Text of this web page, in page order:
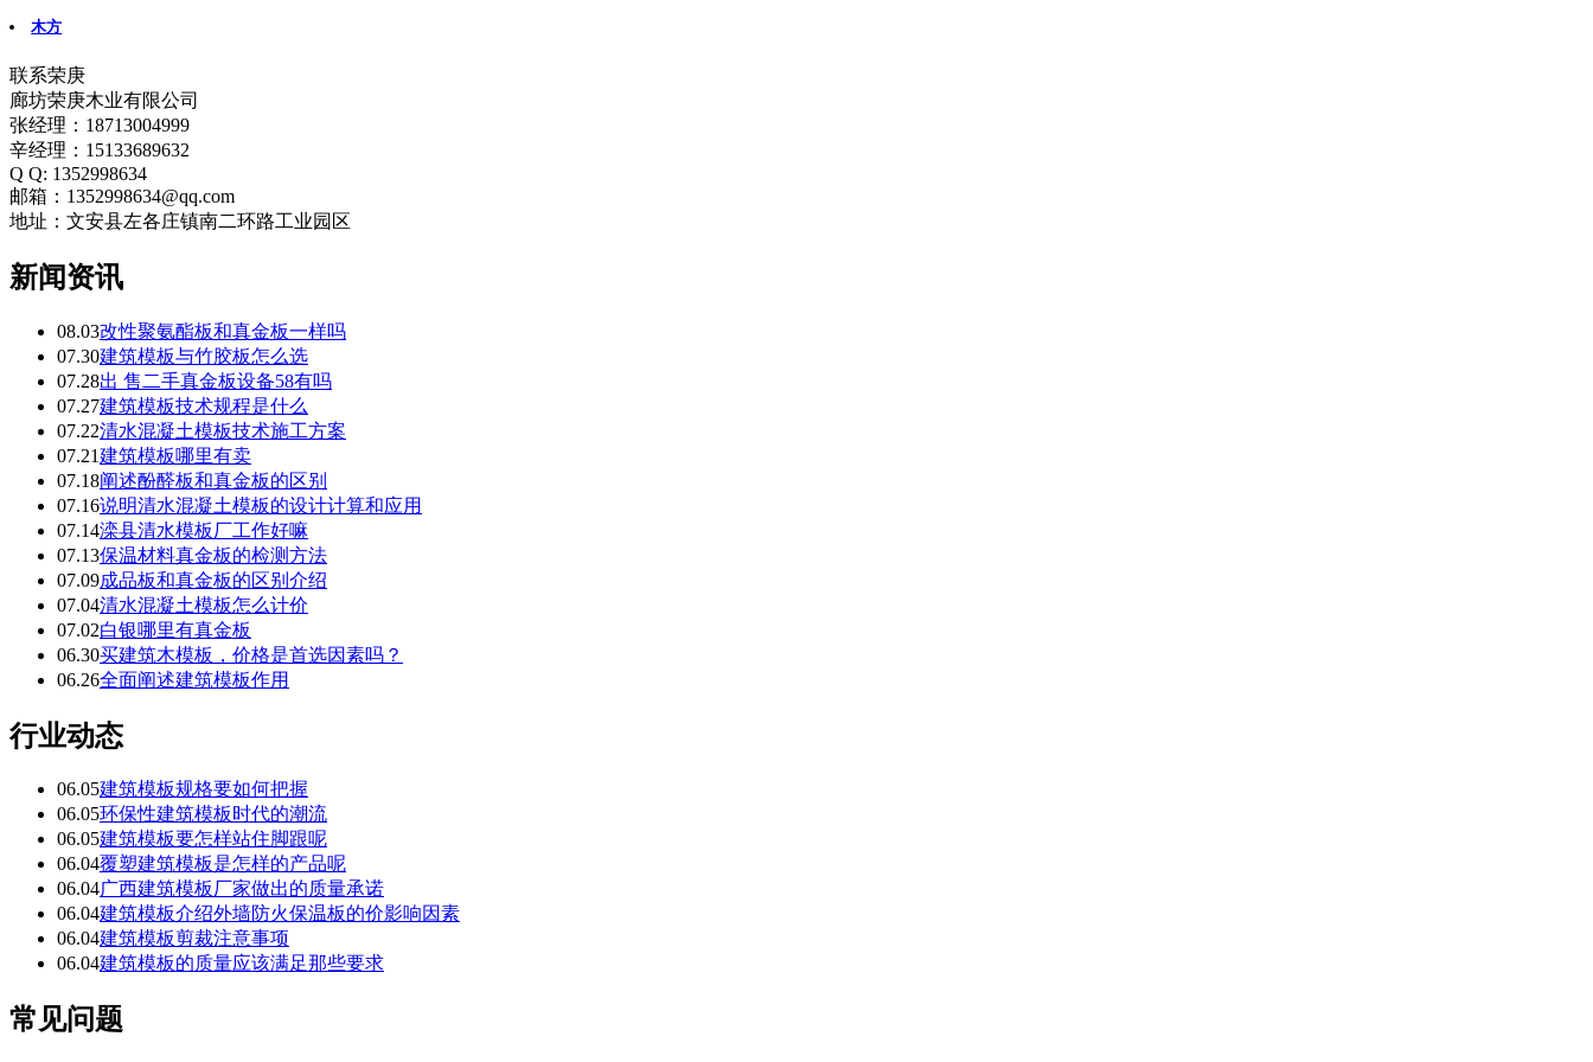
木方
联系荣庚
廊坊荣庚木业有限公司
张经理：18713004999
辛经理：15133689632
Q Q: 1352998634
邮箱：1352998634@qq.com
地址：文安县左各庄镇南二环路工业园区
新闻资讯
08.03改性聚氨酯板和真金板一样吗
07.30建筑模板与竹胶板怎么选
07.28出 售二手真金板设备58有吗
07.27建筑模板技术规程是什么
07.22清水混凝土模板技术施工方案
07.21建筑模板哪里有卖
07.18阐述酚醛板和真金板的区别
07.16说明清水混凝土模板的设计计算和应用
07.14滦县清水模板厂工作好嘛
07.13保温材料真金板的检测方法
07.09成品板和真金板的区别介绍
07.04清水混凝土模板怎么计价
07.02白银哪里有真金板
06.30买建筑木模板，价格是首选因素吗？
06.26全面阐述建筑模板作用
行业动态
06.05建筑模板规格要如何把握
06.05环保性建筑模板时代的潮流
06.05建筑模板要怎样站住脚跟呢
06.04覆塑建筑模板是怎样的产品呢
06.04广西建筑模板厂家做出的质量承诺
06.04建筑模板介绍外墙防火保温板的价影响因素
06.04建筑模板剪裁注意事项
06.04建筑模板的质量应该满足那些要求
常见问题